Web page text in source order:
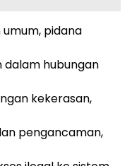
umum, pidana
dalam hubungan
kekerasan,
pengancaman,